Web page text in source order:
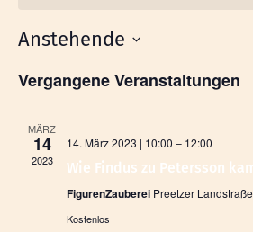
Anstehende
wählen.
Vergangene Veranstaltungen
MÄRZ
14
2023
14. März 2023 | 10:00 – 12:00
Wie Findus zu Petersson
FigurenZauberei Preetzer
Kostenlos